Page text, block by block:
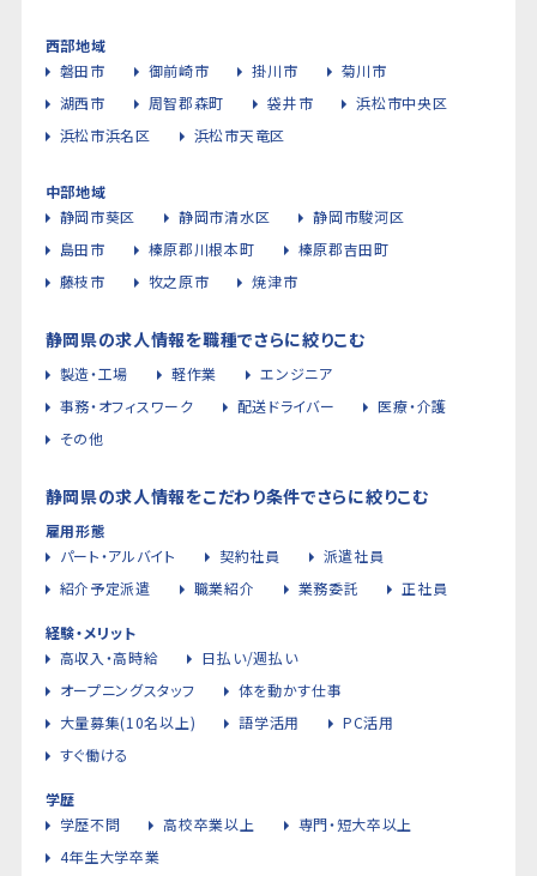
西部地域
磐田市
御前崎市 掛川市
菊川市
湖西市
周智郡森町 袋井市
浜松市中央区
浜松市浜名区
浜松市天竜区
中部地域
静岡市葵区
静岡市清水区
静岡市駿河区
島田市
榛原郡川根本町
榛原郡吉田町
藤枝市
牧之原市 焼津市
静岡県の求人情報を職種でさらに絞りこむ
製造・工場 軽作業
エンジニア
事務・オフィスワーク
配送ドライバー
医療・介護
その他
静岡県の求人情報をこだわり条件でさらに絞りこむ
雇用形態
パート・アルバイト
契約社員
派遣社員
紹介予定派遣
職業紹介 業務委託 正社員
経験・メリット
高収入・高時給
日払い/週払い
オープニングスタッフ
体を動かす仕事
大量募集(10名以上)
語学活用
PC活用
すぐ働ける
学歴
学歴不問
高校卒業以上
専門・短大卒以上
4年生大学卒業